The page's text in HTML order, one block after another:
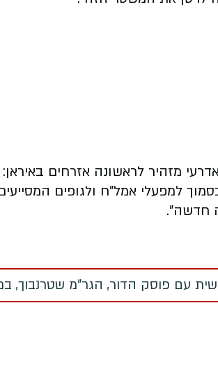
מזהיר לראשונה אזרחים
למפעלי אמל"ח ולגופים
חדשה".
עם פוסק הדור, הגר"מ שטרנבוך,